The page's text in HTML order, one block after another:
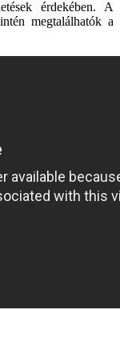
érdekében. A
megtalálhatók a